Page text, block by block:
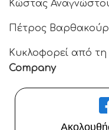
Κώστας Αναγνώστου
Πέτρος
Κυκλοφορεί από τη
Company